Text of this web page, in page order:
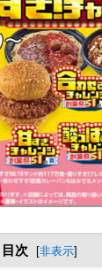
目次 [非表示]